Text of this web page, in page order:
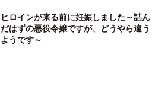
ヒロインが来る前に妊娠しました～詰ん
だはずの悪役令嬢ですが、どうやら違う
ようです～